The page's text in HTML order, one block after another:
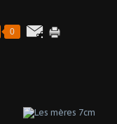
0